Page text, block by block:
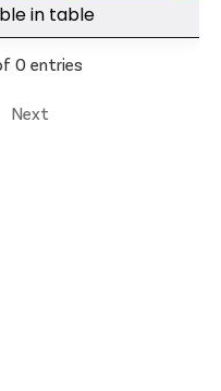
in table
0 entries
Next